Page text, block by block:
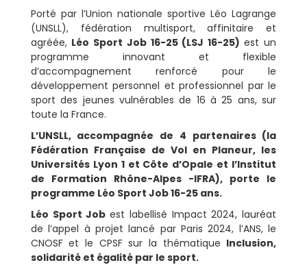
Porté par l’Union nationale sportive Léo Lagrange
(UNSLL), fédération multisport, affinitaire et
agréée,Léo Sport Job 16-25 (LSJ 16-25)est un
programme innovant et flexible
d’accompagnement renforcé pour le
développement personnel et professionnel par le
sport des jeunes vulnérables de 16 à 25 ans, sur
toute la France.
L’UNSLL, accompagnée de 4 partenaires (la
Fédération Française de Vol en Planeur, les
Universités Lyon 1 et Côte d’Opale et l’Institut
de Formation Rhône-Alpes -IFRA), porte le
programme Léo Sport Job 16-25 ans.
Léo Sport Jobest labellisé Impact 2024, lauréat
de l’appel à projet lancé par Paris 2024, l’ANS, le
CNOSF et le CPSF sur la thématique Inclusion,
solidarité et égalité par le sport.